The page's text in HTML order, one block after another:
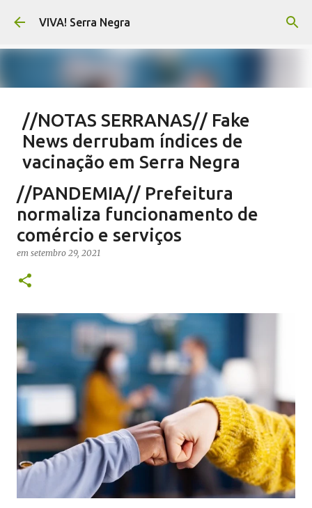
Pular para o conteúdo principal
VIVA! Serra Negra
//NOTAS SERRANAS// Fake
News derrubam índices de
vacinação em Serra Negra
SALETE SILVA SAÚDE SERRA NEGRA VACINAÇÃO SERRA NEGRA
VIVA! SERRA NEGRA NO AR
0
//PANDEMIA// Prefeitura
normaliza funcionamento de
comércio e serviços
em setembro 29, 2021